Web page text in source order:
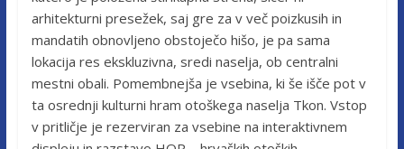
arhitekturni presežek, saj gre za v več poizkusih in
mandatih obnovljeno obstoječo hišo, je pa sama
lokacija res ekskluzivna, sredi naselja, ob centralni
mestni obali. Pomembnejša je vsebina, ki še išče pot v
ta osrednji kulturni hram otoškega naselja Tkon. Vstop
v pritličje je rezerviran za vsebine na interaktivnem